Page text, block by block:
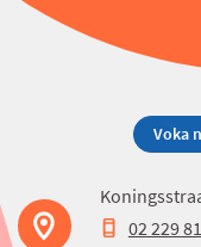
02 229